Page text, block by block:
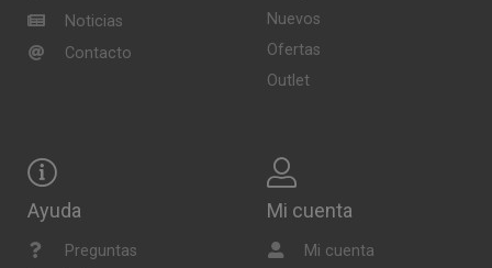
Noticias
Contacto
Nuevos
Ofertas
Outlet
Ayuda
Preguntas
Mi cuenta
Mi cuenta